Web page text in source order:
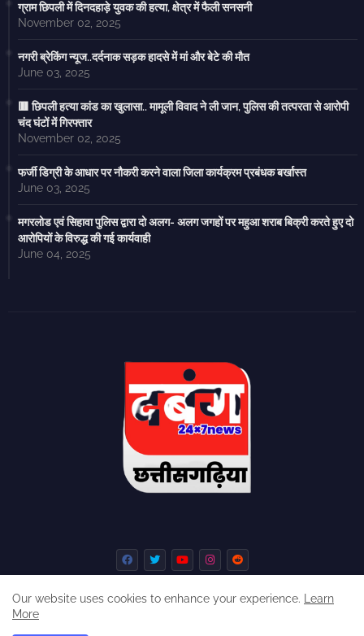
ग्राम छिपली में दिनदहाड़े युवक की हत्या, क्षेत्र में फैली सनसनी
November 02, 2025
नगरी ब्रेकिंग न्यूज..दर्दनाक सड़क हादसे में मां और बेटे की मौत
June 03, 2025
🟥 छिपली हत्या कांड का खुलासा.. मामूली विवाद ने ली जान, पुलिस की तत्परता से आरोपी
चंद घंटों में गिरफ्तार
November 02, 2025
फर्जी डिग्री के आधार पर नौकरी करने वाला जिला कार्यक्रम प्रबंधक बर्खास्त
June 03, 2025
मगरलोड एवं सिहावा पुलिस द्वारा दो अलग- अलग जगहों पर महुआ शराब बिक्री करते हुए दो
आरोपियों के विरुद्ध की गई कार्यवाही
June 04, 2025
Our website uses cookies to enhance your experience.
Learn
More